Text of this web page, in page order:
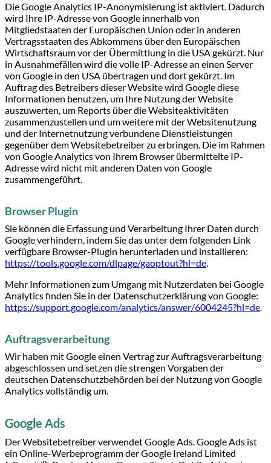
Die Google Analytics IP-Anonymisierung ist aktiviert. Dadurch
wird Ihre IP-Adresse von Google innerhalb von
Mitgliedstaaten der Europäischen Union oder in anderen
Vertragsstaaten des Abkommens über den Europäischen
Wirtschaftsraum vor der Übermittlung in die USA gekürzt. Nur
in Ausnahmefällen wird die volle IP-Adresse an einen Server
von Google in den USA übertragen und dort gekürzt. Im
Auftrag des Betreibers dieser Website wird Google diese
Informationen benutzen, um Ihre Nutzung der Website
auszuwerten, um Reports über die Websiteaktivitäten
zusammenzustellen und um weitere mit der Websitenutzung
und der Internetnutzung verbundene Dienstleistungen
gegenüber dem Websitebetreiber zu erbringen. Die im Rahmen
von Google Analytics von Ihrem Browser übermittelte IP-
Adresse wird nicht mit anderen Daten von Google
zusammengeführt.
Browser Plugin
Sie können die Erfassung und Verarbeitung Ihrer Daten durch
Google verhindern, indem Sie das unter dem folgenden Link
verfügbare Browser-Plugin herunterladen und installieren:
https://tools.google.com/dlpage/gaoptout?hl=de.
Mehr Informationen zum Umgang mit Nutzerdaten bei Google
Analytics finden Sie in der Datenschutzerklärung von Google:
https://support.google.com/analytics/answer/6004245?hl=de.
Auftragsverarbeitung
Wir haben mit Google einen Vertrag zur Auftragsverarbeitung
abgeschlossen und setzen die strengen Vorgaben der
deutschen Datenschutzbehörden bei der Nutzung von Google
Analytics vollständig um.
Google Ads
Der Websitebetreiber verwendet Google Ads. Google Ads ist
ein Online-Werbeprogramm der Google Ireland Limited